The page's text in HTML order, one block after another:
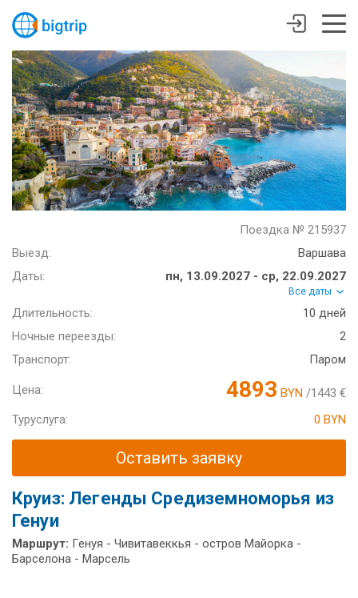
Поездка № 215937
Выезд:
Варшава
Даты:
пн, 13.09.2027 - ср, 22.09.2027
Все даты
Длительность:
10 дней
Ночные переезды:
2
Транспорт:
Паром
Цена: 4893 BYN /1443 €
Туруслуга:
0 BYN
Оставить заявку
Круиз: Легенды Средиземноморья из
Генуи
Маршрут: Генуя - Чивитавеккья - остров Майорка -
Барселона - Марсель